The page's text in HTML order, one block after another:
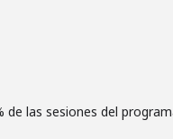
las sesiones del